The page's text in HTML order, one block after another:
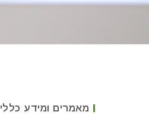
מאמרים ומידע כללי